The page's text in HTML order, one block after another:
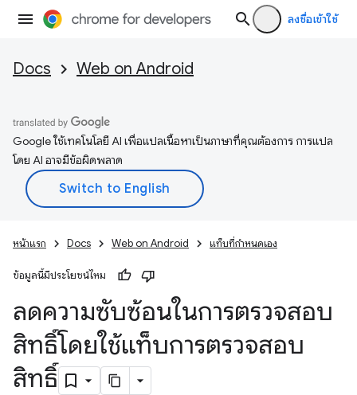
ลงชื่อเข้าใช้
Docs Web on Android
Google ใช้เทคโนโลยี AI เพื่อแปลเนื้อหาเป็นภาษาที่คุณต้องการ การแปล
โดย AI อาจมีข้อผิดพลาด
หน้าแรก Docs Web on Android แท็บที่กำหนดเอง
ข้อมูลนี้มีประโยชน์ไหม
ลดความซับซ้อนในการตรวจสอบ
สิทธิ์โดยใช้แท็บการตรวจสอบ
สิทธิ์